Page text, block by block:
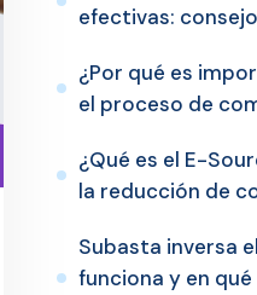
efectivas:
¿Por qué es
el proceso de
¿Qué es el E-
la reducción de
Subasta inversa
funciona y en